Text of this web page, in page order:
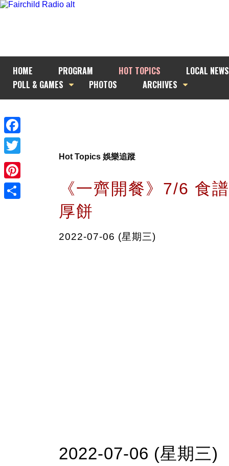
HOME PROGRAM HOT TOPICS
LOCAL NEWS
POLL & GAMES
PHOTOS ARCHIVES
Facebook
Twitter
Pinterest
Hot Topics 娛樂追蹤
《一齊開餐》7/6 食
厚餅
2022-07-06 (星期三)
2022-07-06 (星期三)